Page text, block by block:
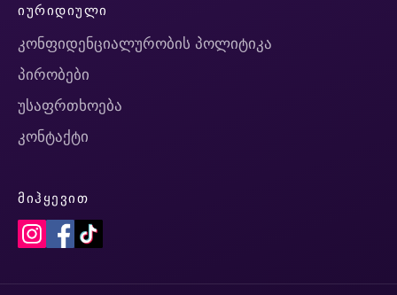
ᲘᲣᲠᲘᲓᲘᲣᲚᲘ
კონფიდენციალურობის პოლიტიკა
პირობები
უსაფრთხოება
კონტაქტი
ᲛᲘᲰᲧᲔᲕᲘᲗ